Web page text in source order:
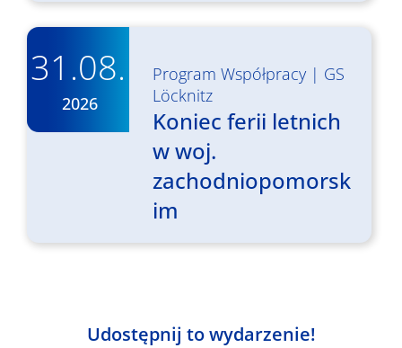
31.08.
2026
Program Współpracy| GS
Löcknitz
Koniec ferii letnich
w woj.
zachodniopomorsk
im
Udostępnij to wydarzenie!